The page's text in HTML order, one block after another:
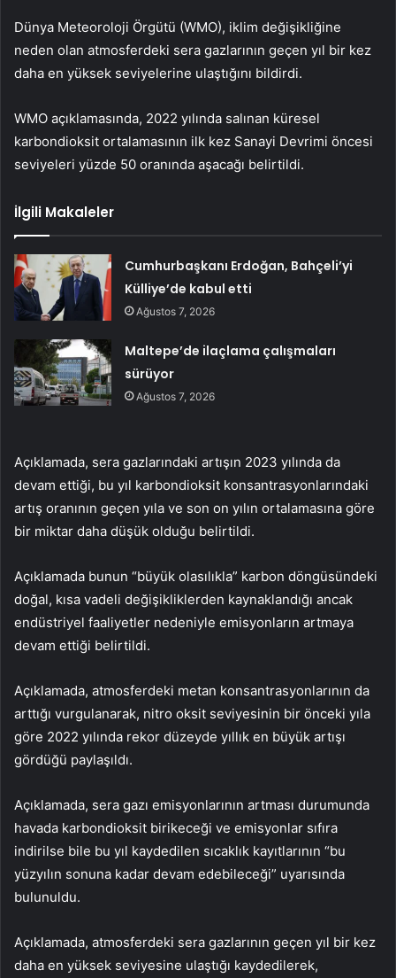
Dünya Meteoroloji Örgütü (WMO), iklim değişikliğine
neden olan atmosferdeki sera gazlarının geçen yıl bir kez
daha en yüksek seviyelerine ulaştığını bildirdi.
WMO açıklamasında, 2022 yılında salınan küresel
karbondioksit ortalamasının ilk kez Sanayi Devrimi öncesi
seviyeleri yüzde 50 oranında aşacağı belirtildi.
İlgili Makaleler
Cumhurbaşkanı Erdoğan, Bahçeli’yi
Külliye’de kabul etti
Ağustos 7, 2026
Maltepe’de ilaçlama çalışmaları
sürüyor
Ağustos 7, 2026
Açıklamada, sera gazlarındaki artışın 2023 yılında da
devam ettiği, bu yıl karbondioksit konsantrasyonlarındaki
artış oranının geçen yıla ve son on yılın ortalamasına göre
bir miktar daha düşük olduğu belirtildi.
Açıklamada bunun “büyük olasılıkla” karbon döngüsündeki
doğal, kısa vadeli değişikliklerden kaynaklandığı ancak
endüstriyel faaliyetler nedeniyle emisyonların artmaya
devam ettiği belirtildi.
Açıklamada, atmosferdeki metan konsantrasyonlarının da
arttığı vurgulanarak, nitro oksit seviyesinin bir önceki yıla
göre 2022 yılında rekor düzeyde yıllık en büyük artışı
gördüğü paylaşıldı.
Açıklamada, sera gazı emisyonlarının artması durumunda
havada karbondioksit birikeceği ve emisyonlar sıfıra
indirilse bile bu yıl kaydedilen sıcaklık kayıtlarının “bu
yüzyılın sonuna kadar devam edebileceği” uyarısında
bulunuldu.
Açıklamada, atmosferdeki sera gazlarının geçen yıl bir kez
daha en yüksek seviyesine ulaştığı kaydedilerek,